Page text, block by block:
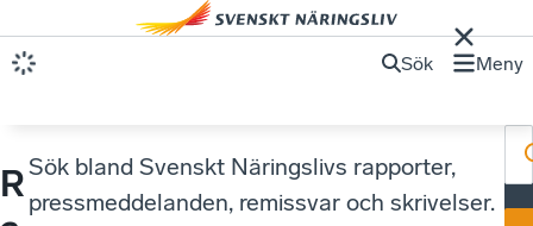
Sök Meny
RSök bland Svenskt Näringslivs rapporter,
pressmeddelanden, remissvar och skrivelser.